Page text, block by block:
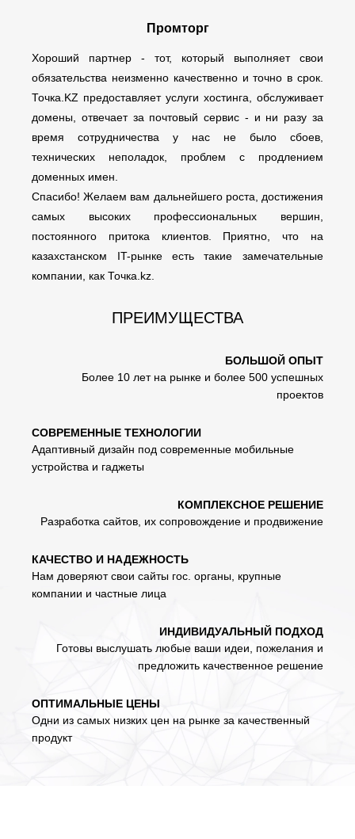
Промторг
Хороший партнер - тот, который выполняет свои
обязательства неизменно качественно и точно в срок.
Точка.KZ предоставляет услуги хостинга, обслуживает
домены, отвечает за почтовый сервис - и ни разу за
время сотрудничества у нас не было сбоев,
технических неполадок, проблем с продлением
доменных имен.
Спасибо! Желаем вам дальнейшего роста, достижения
самых высоких профессиональных вершин,
постоянного притока клиентов. Приятно, что на
казахстанском IT-рынке есть такие замечательные
компании, как Точка.kz.
ПРЕИМУЩЕСТВА
БОЛЬШОЙ ОПЫТ
Более 10 лет на рынке и более 500 успешных
проектов
СОВРЕМЕННЫЕ ТЕХНОЛОГИИ
Адаптивный дизайн под современные мобильные
устройства и гаджеты
КОМПЛЕКСНОЕ РЕШЕНИЕ
Разработка сайтов, их сопровождение и продвижение
КАЧЕСТВО И НАДЕЖНОСТЬ
Нам доверяют свои сайты гос. органы, крупные
компании и частные лица
ИНДИВИДУАЛЬНЫЙ ПОДХОД
Готовы выслушать любые ваши идеи, пожелания и
предложить качественное решение
ОПТИМАЛЬНЫЕ ЦЕНЫ
Одни из самых низких цен на рынке за качественный
продукт